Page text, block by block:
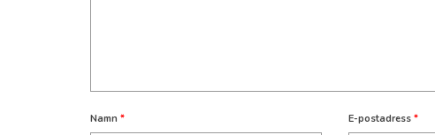
Namn * E-postadress*